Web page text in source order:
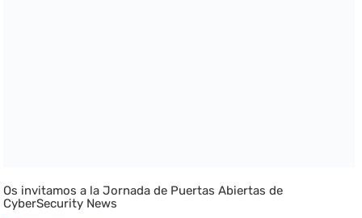
Os invitamos a la Jornada de Puertas Abiertas de
CyberSecurity News